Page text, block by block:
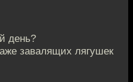
день?
завалящих лягушек